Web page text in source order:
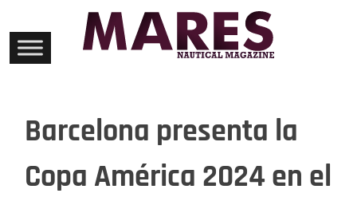
content
Barcelona presenta la
Copa América 2024 en el